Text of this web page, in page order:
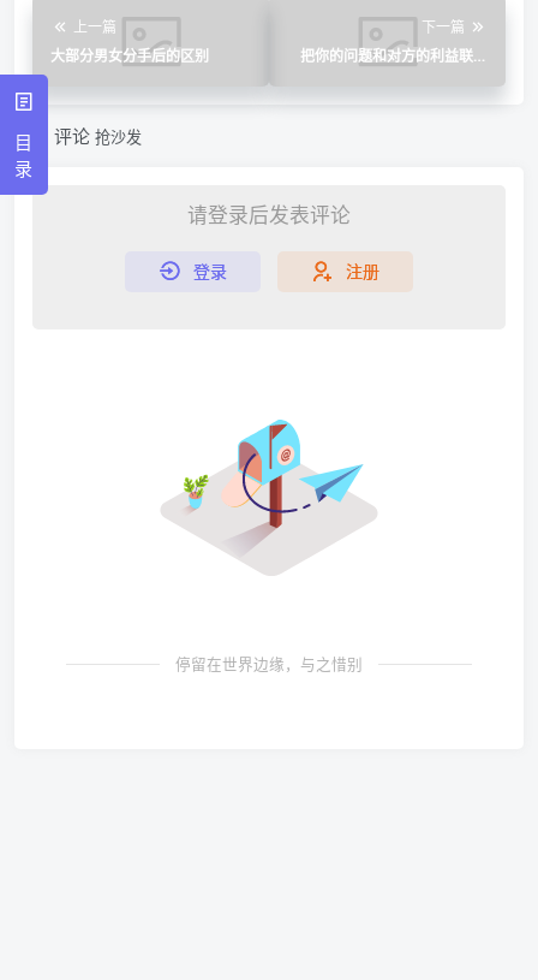
上一篇
大部分男女分手后的区别
下一篇
把你的问题和对方的利益联系
评论 抢沙发
请登录后发表评论
登录 注册
停留在世界边缘，与之惜别
目
录